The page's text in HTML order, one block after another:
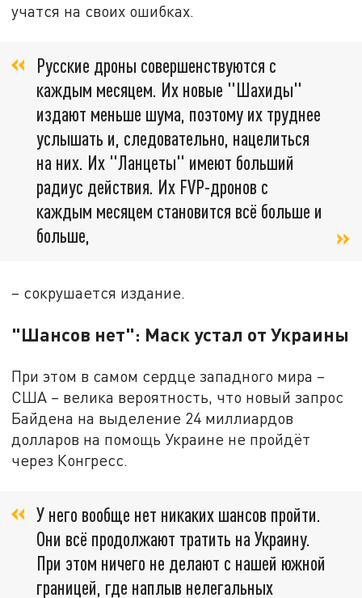
учатся на своих ошибках.
Русские дроны совершенствуются с
каждым месяцем. Их новые "Шахиды"
издают меньше шума, поэтому их труднее
услышать и, следовательно, нацелиться
на них. Их "Ланцеты" имеют больший
радиус действия. Их FVP-дронов с
каждым месяцем становится всё больше и
больше,
– сокрушается издание.
"Шансов нет": Маск устал от Украины
При этом в самом сердце западного мира –
США – велика вероятность, что новый запрос
Байдена на выделение 24 миллиардов
долларов на помощь Украине не пройдёт
через Конгресс.
У него вообще нет никаких шансов пройти.
Они всё продолжают тратить на Украину.
При этом ничего не делают с нашей южной
границей, где наплыв нелегальных